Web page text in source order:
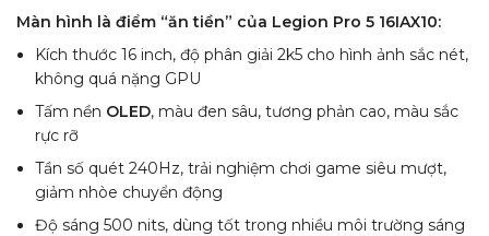
Màn hình là điểm “ăn tiền” của Legion Pro 5 16IAX10:
Kích thước 16 inch, độ phân giải 2k5 cho hình ảnh sắc nét,
không quá nặng GPU
Tấm nền OLED, màu đen sâu, tương phản cao, màu sắc
rực rỡ
Tần số quét 240Hz, trải nghiệm chơi game siêu mượt,
giảm nhòe chuyển động
Độ sáng 500 nits, dùng tốt trong nhiều môi trường sáng